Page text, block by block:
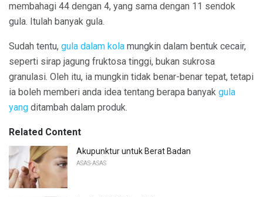
membahagi 44 dengan 4, yang sama dengan 11 sendok
gula. Itulah banyak gula.
Sudah tentu, gula dalam kola mungkin dalam bentuk cecair,
seperti sirap jagung fruktosa tinggi, bukan sukrosa
granulasi. Oleh itu, ia mungkin tidak benar-benar tepat, tetapi
ia boleh memberi anda idea tentang berapa banyak gula
yang ditambah dalam produk.
Related Content
Akupunktur untuk Berat Badan
ASAS-ASAS